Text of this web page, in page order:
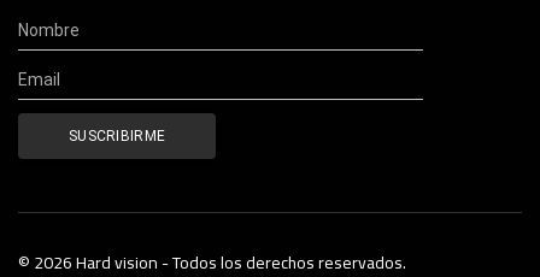
© 2026 Hard vision - Todos los derechos reservados.